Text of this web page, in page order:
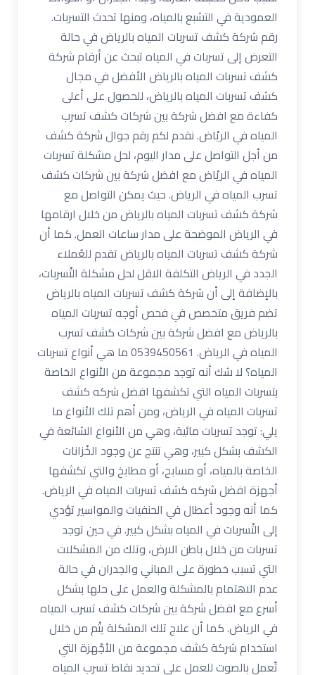
العمودية في التشبع بالمياه، ومنها تحدث التسربات.
رقم شركة كشف تسربات المياه بالرياض في حالة
التعرض إلى تسربات في المياه تبحث عن أرقام شركة
كشف تسربات المياه بالرياض الأفضل في مجال
كشف تسربات المياه بالرياض، للحصول على أعلى
كفاءة مع افضل شركة بين شركات كشف تسرب
المياه في الريْاض. نقدم لكم رقم جوال شركة كشف
من أجل التواصل على مدار اليوم، لحل مشكلة تسربات
المياه في الريْاض مع افضل شركة بين شركات كشف
تسرب المياه في الرياض. حيث يمكن التواصل مع
شركة كشف تسربات المياه بالرياض من خلال ارقامها
في الرياض الموضحة على مدار ساعات العمل. كما أن
شركة كشف تسربات المياه بالرياض تقدم للعُملاء
الجدد في الرياض التكلفة الاقل لحل مشكلة التْسربات،
بالإضافة إلى أن شركة كشف تسربات المياه بالرياض
تضم فريق متخصص في فحص أوجه تسربات المياه
بالرياض مع افضل شركة بين شركات كشف تسرب
المياه في الرياض. 0539450561 ما هي أنواع تسربات
المياه؟ لا شك أنه توجد مجموعة من الأنواع الخاصة
بتسربات المياه التي تكشفها افضل شركه كشف
تسربات المياه في الرياض، ومن أهم تلك الأنواع ما
يلي: توجد تسربات مائية، وهي من الأنواع الشائعة في
الكشف بشكل كبير، وهي تنتج عن وجود الخْزانات
الخاصة بالمياه، أو مسابح، أو مطابخ والتي تكشفها
أجهزة افضل شركه كشف تسربات المياه في الرياض.
كما أنه وجود أعطال في الحنفيات والمواسير تؤدي
إلى التْسربات في المياه بشكل كبير. في حين توجد
تسربات من خلال باطن الارض، وتلك من المشكلات
التي تسبب خطورة على المباني والجدران في حالة
عدم الاهتمام بالمشكلة والعمل على حلها بشكل
أسرع مع افضل شركة بين شركات كشف تسرب المياه
في الرياض. كما أن علاج تلك المشكلة يتْم من خلال
استخدام شركة كشف مجموعة من الأجْهزة التي
تًعمل بالصوت للعمل على تحديد نقاط تسرب المياه